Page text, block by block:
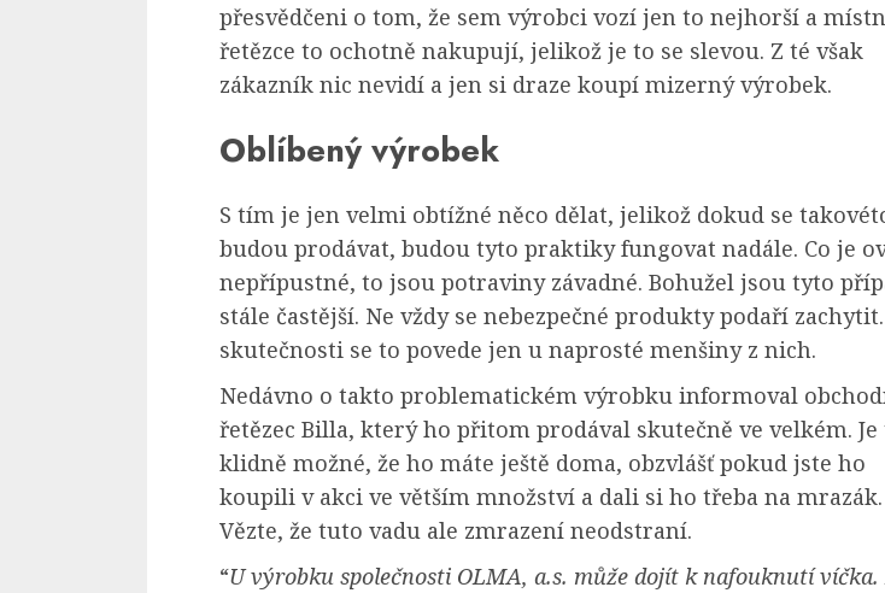
přesvědčeni o tom, že sem výrobci vozí jen to nejhorší a
řetězce to ochotně nakupují, jelikož je to se slevou. Z té však
zákazník nic nevidí a jen si draze koupí mizerný výrobek.
Oblíbený výrobek
S tím je jen velmi obtížné něco dělat, jelikož dokud se
budou prodávat, budou tyto praktiky fungovat nadále. Co je
nepřípustné, to jsou potraviny závadné. Bohužel jsou tyto
stále častější. Ne vždy se nebezpečné produkty podaří zachytit.
skutečnosti se to povede jen u naprosté menšiny z nich.
Nedávno o takto problematickém výrobku informoval
řetězec Billa, který ho přitom prodával skutečně ve velkém. Je
klidně možné, že ho máte ještě doma, obzvlášť pokud jste ho
koupili v akci ve větším množství a dali si ho třeba na mrazák.
Vězte, že tuto vadu ale zmrazení neodstraní.
“U výrobku společnosti OLMA, a.s. může dojít k nafouknutí